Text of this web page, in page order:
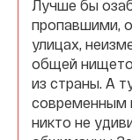
Лучше бы
пропавшими,
улицах,
общей
из страны. А
современным
никто не